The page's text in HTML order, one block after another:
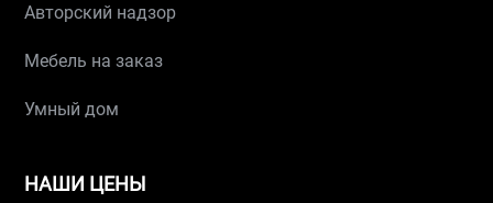
Авторский надзор
Мебель на заказ
Умный дом
НАШИ ЦЕНЫ